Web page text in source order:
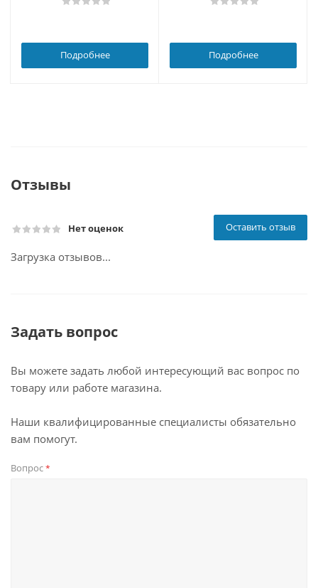
Подробнее Подробнее
Отзывы
Нет оценок Оставить отзыв
Загрузка отзывов...
Задать вопрос
Вы можете задать любой интересующий вас вопрос по
товару или работе магазина.
Наши квалифицированные специалисты обязательно
вам помогут.
Вопрос*